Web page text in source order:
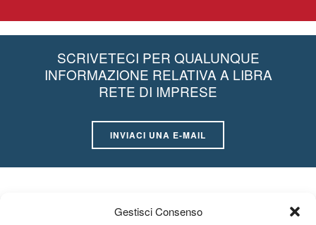
Gestisci Consenso
SCRIVETECI PER QUALUNQUE
INFORMAZIONE RELATIVA A LIBRA
RETE DI IMPRESE
INVIACI UNA E-MAIL